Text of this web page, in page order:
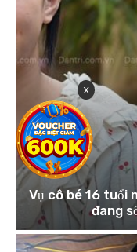
Vụ cô bé 16 tuổi
đang
x